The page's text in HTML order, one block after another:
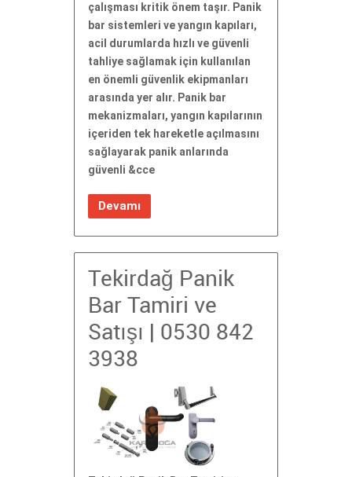
çalışması kritik önem taşır. Panik
bar sistemleri ve yangın kapıları,
acil durumlarda hızlı ve güvenli
tahliye sağlamak için kullanılan
en önemli güvenlik ekipmanları
arasında yer alır. Panik bar
mekanizmaları, yangın kapılarının
içeriden tek hareketle açılmasını
sağlayarak panik anlarında
güvenli &cce
Devamı
Tekirdağ Panik
Bar Tamiri ve
Satışı | 0530 842
3938